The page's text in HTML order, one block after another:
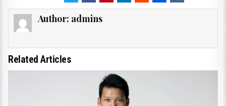
Author: admins
Related Articles